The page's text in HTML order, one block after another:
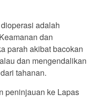
adalah
dan
parah akibat bacokan
dan mengendalikan
tahanan.
peninjauan ke Lapas